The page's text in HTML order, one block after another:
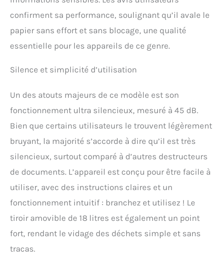
accidentelles. Ceci est
particulièrement
maisons ou les bureaux
où les enfants ou les
peuvent être à proximité
bourrage : le broyeur à
coupe croisée peut
minuscules particules de
4 x 38 mm, avec un niveau
protéger votre vie privée. Le
principal avantage d'un
sa capacité à éviter les
bourrages de papier,
utilisation intensive. Il
détecte automatiquement
confirment sa performance, soulignant qu’il avale le
papier sans effort et sans blocage, une qualité
essentielle pour les appareils de ce genre.
Silence et simplicité d’utilisation
Un des atouts majeurs de ce modèle est son
fonctionnement ultra silencieux, mesuré à 45 dB.
Bien que certains utilisateurs le trouvent légèrement
bruyant, la majorité s’accorde à dire qu’il est très
silencieux, surtout comparé à d’autres destructeurs
de documents. L’appareil est conçu pour être facile à
utiliser, avec des instructions claires et un
fonctionnement intuitif : branchez et utilisez ! Le
tiroir amovible de 18 litres est également un point
fort, rendant le vidage des déchets simple et sans
tracas.